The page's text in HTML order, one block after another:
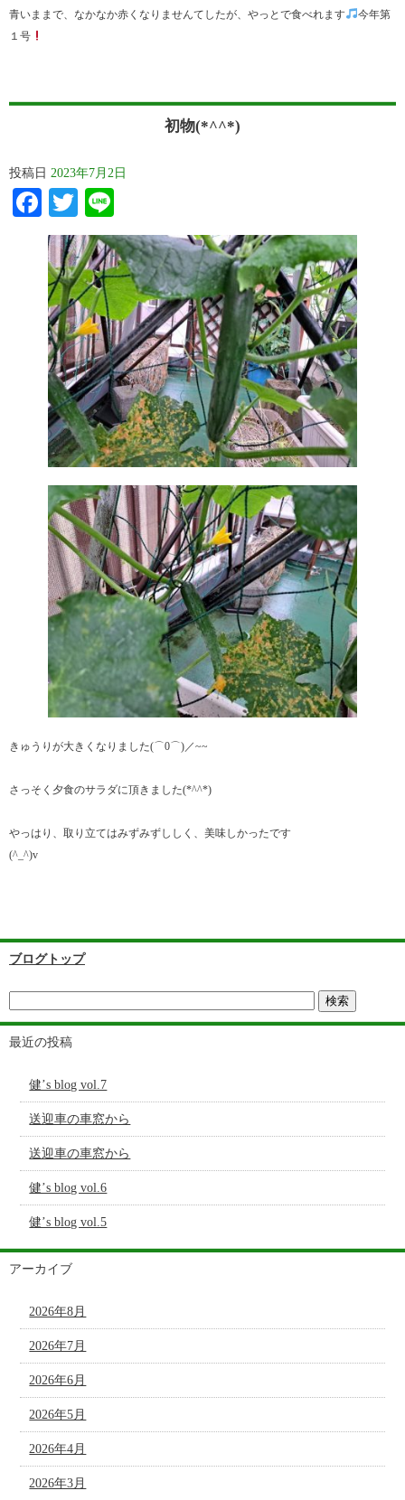
青いままで、なかなか赤くなりませんてしたが、やっとで食べれます
今年第
１号
初物(*^^*)
投稿日 2023年7月2日
Facebook
Twitter
きゅうりが大きくなりました(⌒0⌒)／~~
さっそく夕食のサラダに頂きました(*^^*)
やっはり、取り立てはみずみずししく、美味しかったです
(^_^)v
ブログトップ
最近の投稿
健’s blog vol.7
送迎車の車窓から
送迎車の車窓から
健’s blog vol.6
健’s blog vol.5
アーカイブ
2026年8月
2026年7月
2026年6月
2026年5月
2026年4月
2026年3月